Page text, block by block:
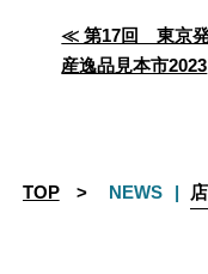
ビ
≪ 第17回 東京
産逸品見本市2023
TOP NEWS